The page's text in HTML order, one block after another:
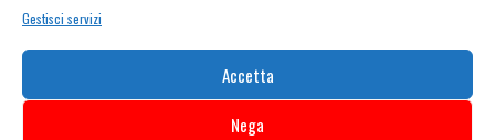
Gestisci servizi
Accetta
Nega